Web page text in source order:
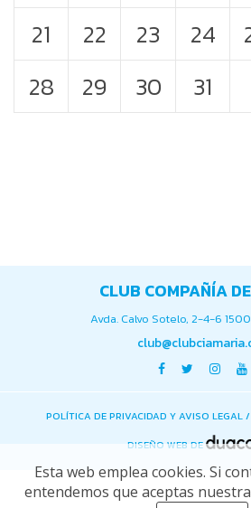
21
22 23 24
28
29 30 31
CLUB COMPAÑÍA
Avda. Calvo Sotelo, 2-4-6
POLÍTICA DE PRIVACIDAD Y AVISO LEGAL/
DISEÑO WEB DE
Esta web emplea cookies. Si
entendemos que aceptas nuestra